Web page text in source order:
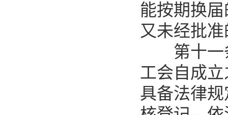
能按期换
又未经批
第十一条
工会自成
具备法律